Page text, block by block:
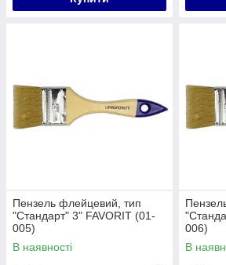
Пензель флейцевий, тип
"Стандарт" 3" FAVORIT (01-
005)
В наявності
006)
В